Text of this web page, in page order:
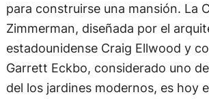
para construirse una mansión. La
Zimmerman, diseñada por el
estadounidense Craig Ellwood y
Garrett Eckbo, considerado uno
del los jardines modernos, es hoy